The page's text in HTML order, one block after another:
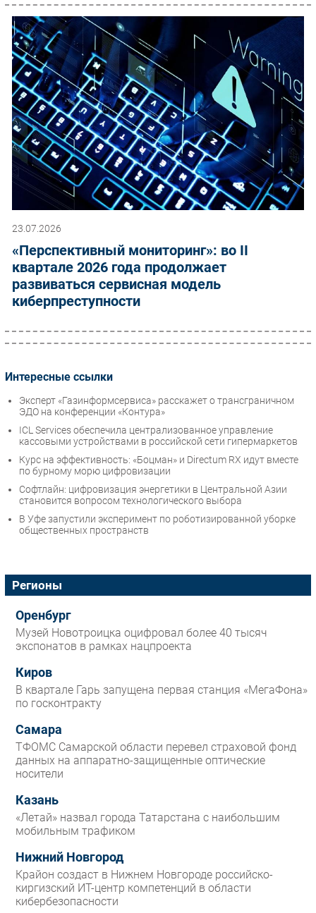
23.07.2026
«Перспективный мониторинг»: во II
квартале 2026 года продолжает
развиваться сервисная модель
киберпреступности
Интересные ссылки
Эксперт «Газинформсервиса» расскажет о трансграничном
ЭДО на конференции «Контура»
ICL Services обеспечила централизованное управление
кассовыми устройствами в российской сети гипермаркетов
Курс на эффективность: «Боцман» и Directum RX идут вместе
по бурному морю цифровизации
Софтлайн: цифровизация энергетики в Центральной Азии
становится вопросом технологического выбора
В Уфе запустили эксперимент по роботизированной уборке
общественных пространств
Регионы
Оренбург
Музей Новотроицка оцифровал более 40 тысяч
экспонатов в рамках нацпроекта
Киров
В квартале Гарь запущена первая станция «МегаФона»
по госконтракту
Самара
ТФОМС Самарской области перевел страховой фонд
данных на аппаратно-защищенные оптические
носители
Казань
«Летай» назвал города Татарстана с наибольшим
мобильным трафиком
Нижний Новгород
Крайон создаст в Нижнем Новгороде российско-
киргизский ИТ-центр компетенций в области
кибербезопасности